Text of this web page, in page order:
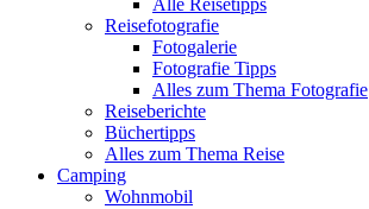
Alle Reisetipps
Reisefotografie
Fotogalerie
Fotografie Tipps
Alles zum Thema Fotografie
Reiseberichte
Büchertipps
Alles zum Thema Reise
Camping
Wohnmobil